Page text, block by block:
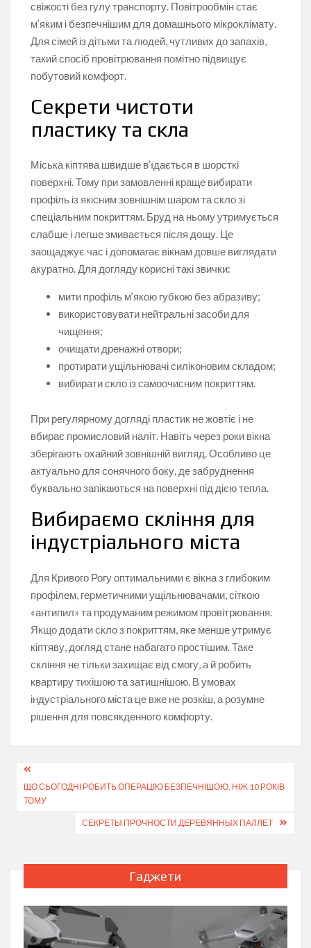
свіжості без гулу транспорту. Повітрообмін стає
м’яким і безпечнішим для домашнього мікроклімату.
Для сімей із дітьми та людей, чутливих до запахів,
такий спосіб провітрювання помітно підвищує
побутовий комфорт.
Секрети чистоти
пластику та скла
Міська кіптява швидше в’їдається в шорсткі
поверхні. Тому при замовленні краще вибирати
профіль із якісним зовнішнім шаром та скло зі
спеціальним покриттям. Бруд на ньому утримується
слабше і легше змивається після дощу. Це
заощаджує час і допомагає вікнам довше виглядати
акуратно. Для догляду корисні такі звички:
мити профіль м’якою губкою без абразиву;
використовувати нейтральні засоби для
чищення;
очищати дренажні отвори;
протирати ущільнювачі силіконовим складом;
вибирати скло із самоочисним покриттям.
При регулярному догляді пластик не жовтіє і не
вбирає промисловий наліт. Навіть через роки вікна
зберігають охайний зовнішній вигляд. Особливо це
актуально для сонячного боку, де забруднення
буквально запікаються на поверхні під дією тепла.
Вибираємо скління для
індустріального міста
Для Кривого Рогу оптимальними є вікна з глибоким
профілем, герметичними ущільнювачами, сіткою
«антипил» та продуманим режимом провітрювання.
Якщо додати скло з покриттям, яке менше утримує
кіптяву, догляд стане набагато простішим. Таке
скління не тільки захищає від смогу, а й робить
квартиру тихішою та затишнішою. В умовах
індустріального міста це вже не розкіш, а розумне
рішення для повсякденного комфорту.
Навігація
записів
ЩО СЬОГОДНІ РОБИТЬ ОПЕРАЦІЮ БЕЗПЕЧНІШОЮ, НІЖ 10 РОКІВ
ТОМУ
СЕКРЕТЫ ПРОЧНОСТИ ДЕРЕВЯННЫХ ПАЛЛЕТ
Гаджети